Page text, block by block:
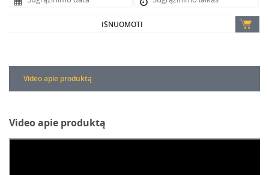
IŠNUOMOTI
Video apie produktą
Video apie produktą